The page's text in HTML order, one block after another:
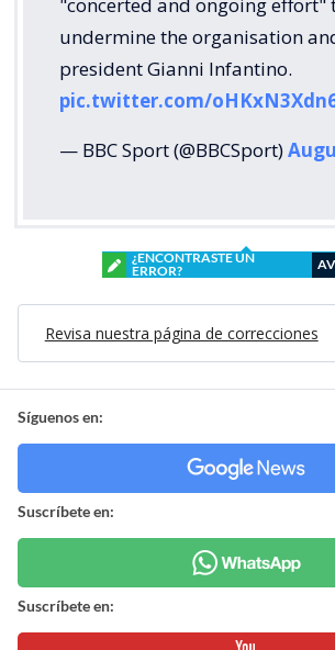
"concerted and ongoing effort"
undermine the organisation
president Gianni Infantino.
pic.twitter.com/
— BBC Sport (@BBCSport)
¿ENCONTRASTE UN
ERROR?
Revisa nuestra página de correcciones
Síguenos en:
Suscríbete en:
Suscríbete en: